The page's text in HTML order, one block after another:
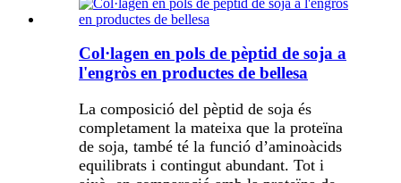
Col·lagen en pols de pèptid de soja a
l'engròs en productes de bellesa
La composició del pèptid de soja és
completament la mateixa que la proteïna
de soja, també té la funció d’aminoàcids
equilibrats i contingut abundant. Tot i